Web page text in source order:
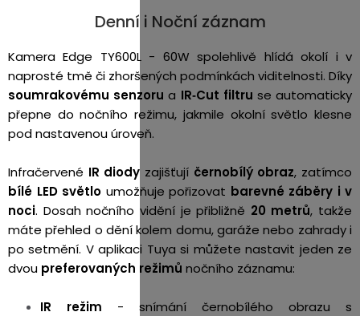
Denní i Noční záznam
Kamera Edge TY600L - 60W spolehlivě hlídá okolí i v
naprosté tmě či zhoršených podmínkách viditelnosti. Díky
soumrakovému senzoru a IR‑Cut filtru se automaticky
přepne do nočního režimu, jakmile okolní světlo klesne
pod nastavenou úroveň.
Infračervené IR diody zajišťují černobílý obraz, zatímco
bílé LED světlo umožňuje pořizovat barevné záběry i v
noci. Dosah nočního vidění je přibližně 20 metrů, takže
máte přehled o dění kolem domu, garáže nebo zahrady i
po setmění. V aplikaci Tuya si můžete nastavit jeden ze
dvou preferovaných režimů nočního záznamu:
IR režim - snímání černobílého obrazu s